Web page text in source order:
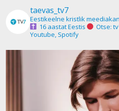
taevas_tv7
Eestikeelne kristlik
16 aastat Eestis
Otse:
Youtube, Spotify